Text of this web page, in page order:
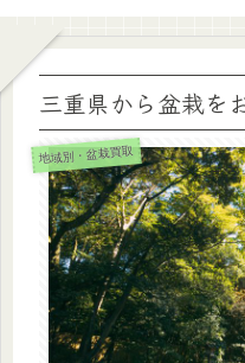
三重県から盆栽を
地域別・盆栽買取